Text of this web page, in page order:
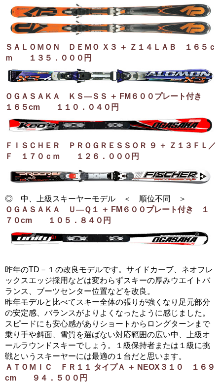
ＳＡＬＯＭＯＮ ＤＥＭＯ Ｘ３ ＋ Ｚ１４ＬＡＢ １６５ｃ
ｍ １３５．０００円
ＯＧＡＳＡＫＡ ＫＳ―ＳＳ ＋ FM６００プレート付き
１６５cm １１０．０４０円
ＦＩＳＣＨＥＲ ＰＲＯＧＲＥＳＳＯＲ ９ ＋ Ｚ１３ＦＬ／
Ｆ １７０ｃｍ １２６．０００円
◎ 中、上級スキーヤーモデル ＜ 順位不同 ＞
ＯＧＡＳＡＫＡ Ｕ―Ｑ１ ＋ FM６００プレート付き １
７０cm １０５．８４０円
昨年のTD－１の改良モデルです。サイドカーブ、ネオフレ
ックスエッジ採用などは変わらずスキーの厚みウエイトバ
ランス、ブーツセンター位置などを改良。
昨年モデルと比べてスキー全体の張りが強くなり足元部分
の安定感、バランスがよりよくなったように感じました。
スピードにも安心感がありショートからロングターンまで
乗り手や斜面、雪質を選ばない対応範囲の広い中、上級オ
ールラウンドスキーでしょう。１級保持者または１級に挑
戦というスキーヤーには最適の１台だと思います。
ＡＴＯＭＩＣ ＦＲ１１ タイプＡ ＋ NEOX３１０ １６９
cm ９４．５００円